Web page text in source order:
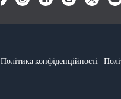
Політика конфіденційності